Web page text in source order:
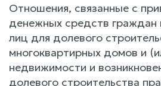
Отношения, связанные с
денежных средств граждан
лиц для долевого
многоквартирных домов и
недвижимости и
долевого строительства